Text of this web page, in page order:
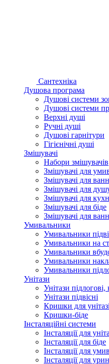
Сантехніка
Душова програма
Душові системи
Душові системи
Верхні душі
Ручні душі
Душові гарнітури
Гігієнічні душі
Змішувачі
Набори змішувачів
Змішувачі для
Змішувачі для
Змішувачі для
Змішувачі для
Змішувачі для біде
Змішувачі для
Умивальники
Умивальники
Умивальники на
Умивальники
Умивальники
Умивальники
Унітази
Унітази
Унітази підвісні
Кришки для
Кришки-біде
Інсталяційні системи
Інсталяції для
Інсталяції для біде
Інсталяції для
Інсталяції для